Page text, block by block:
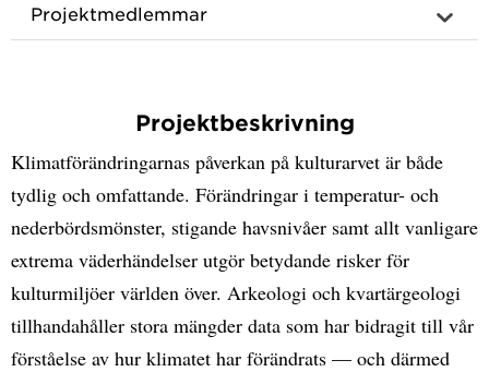
Projektmedlemmar
Projektbeskrivning
Klimatförändringarnas påverkan på kulturarvet är både
tydlig och omfattande. Förändringar i temperatur- och
nederbördsmönster, stigande havsnivåer samt allt vanligare
extrema väderhändelser utgör betydande risker för
kulturmiljöer världen över. Arkeologi och kvartärgeologi
tillhandahåller stora mängder data som har bidragit till vår
förståelse av hur klimatet har förändrats — och därmed